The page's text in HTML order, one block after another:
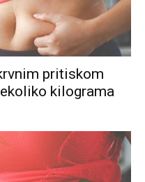
pritiskom
kilograma